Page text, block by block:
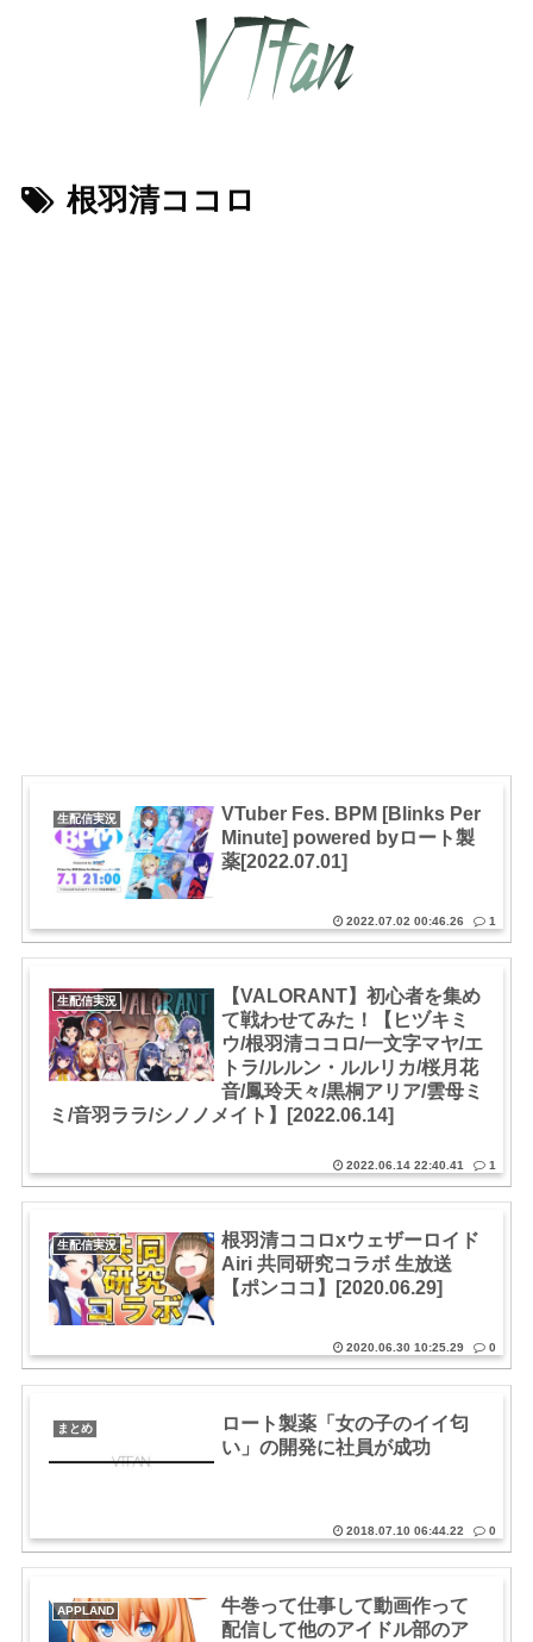
根羽清ココロ
生配信実況
VTuber Fes. BPM [Blinks Per
Minute] powered byロート製
薬[2022.07.01]
2022.07.02 00:46.26 1
生配信実況
【VALORANT】初心者を集め
て戦わせてみた！【ヒヅキミ
ウ/根羽清ココロ/一文字マヤ/エ
トラ/ルルン・ルルリカ/桜月花
音/鳳玲天々/黒桐アリア/雲母ミ
ミ/音羽ララ/シノノメイト】[2022.06.14]
2022.06.14 22:40.41 1
生配信実況
根羽清ココロxウェザーロイド
Airi 共同研究コラボ 生放送
【ポンココ】[2020.06.29]
2020.06.30 10:25.29 0
まとめ
ロート製薬「女の子のイイ匂
い」の開発に社員が成功
2018.07.10 06:44.22 0
APPLAND
牛巻って仕事して動画作って
配信して他のアイドル部のア